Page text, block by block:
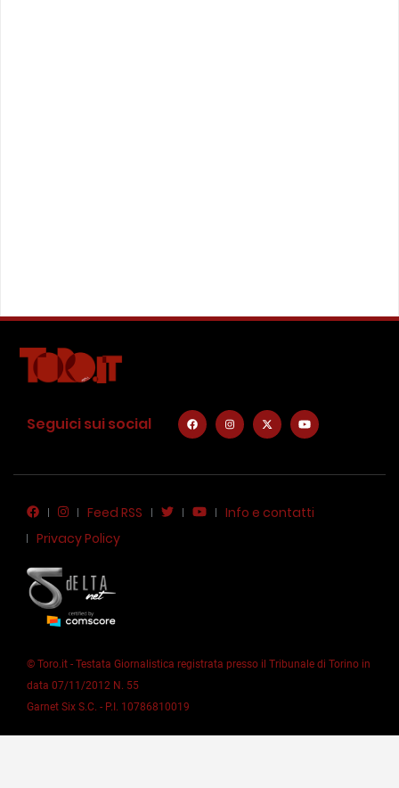
Seguici sui social
Feed RSS
Info e contatti
Privacy Policy
© Toro.it - Testata Giornalistica registrata presso il Tribunale di Torino in
data 07/11/2012 N. 55
Garnet Six S.C. - P.I. 10786810019